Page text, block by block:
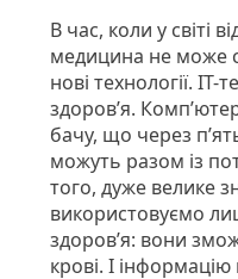
В час, коли у світі
медицина не може
нові технології.
здоров’я.
бачу, що через
можуть разом із
того, дуже велике
використовуємо
здоров’я: вони
крові. І